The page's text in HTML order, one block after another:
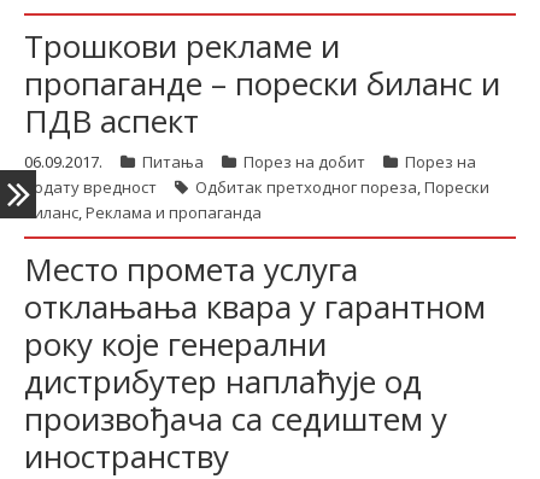
Трошкови рекламе и
пропаганде – порески биланс и
ПДВ аспект
06.09.2017. Питања Порез на добит
Порез на
додату вредност
Одбитак претходног пореза,Порески
биланс,Реклама и пропаганда
Место промета услуга
отклањања квара у гарантном
року које генерални
дистрибутер наплаћује од
произвођача са седиштем у
иностранству